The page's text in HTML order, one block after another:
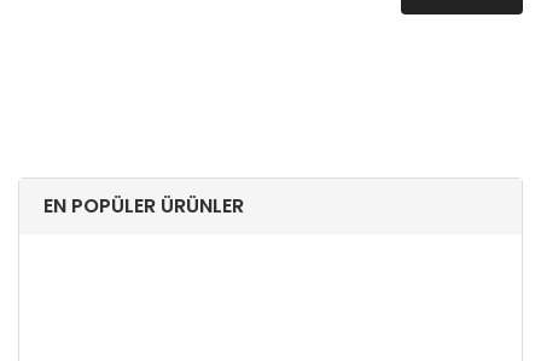
EN POPÜLER ÜRÜNLER